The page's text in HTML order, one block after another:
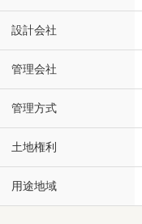
設計会社
管理会社
管理方式
土地権利
用途地域